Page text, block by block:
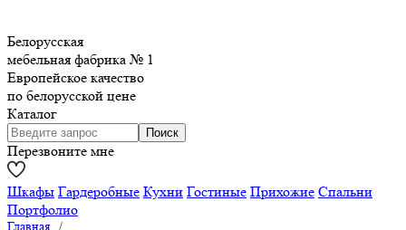
Белорусская
мебельная фабрика № 1
Европейское качество
по белорусской цене
Каталог
Перезвоните мне
Шкафы Гардеробные Кухни Гостиные Прихожие Спальни
Портфолио
Главная /